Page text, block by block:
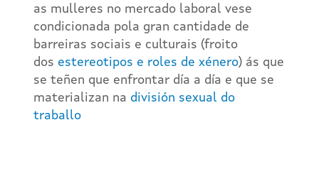
as mulleres no mercado laboral vese
condicionada pola gran cantidade de
barreiras sociais e culturais (froito
dos estereotipos e roles de xénero) ás que
se teñen que enfrontar día a día e que se
materializan na división sexual do
traballo